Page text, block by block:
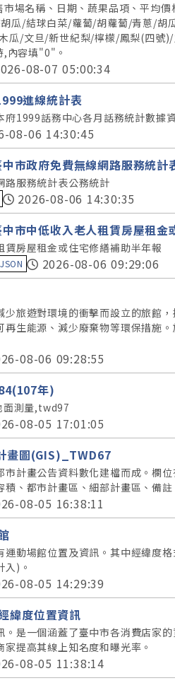
場名稱、日期、蔬果品項、平均
瓜/結球白菜/蘿蔔/胡蘿蔔/青蔥/
瓜/文旦/新世紀梨/檸檬/鳳梨(四號
,內容填"0"。
08-07 05:00:34
進線統計表
府1999話務中心各月話務統計數據
08-06 14:30:45
市政府免費無線網路服務統計
路服務統計表公務統計
2026-08-06 14:30:35
市中低收入老人租賃房屋租金
賃房屋租金或住宅修繕補助半年報
JSON
2026-08-06 09:29:06
少旅遊對環境的衝擊而設立的旅館
再生能源、減少廢棄物等環保措施
08-06 09:28:55
年)
面測量,twd97
08-05 17:01:05
畫圖(GIS)_TWD67
市計畫公告資料數化建檔而成。欄
積、都市計畫區、細部計畫區、備
08-05 16:38:11
運動場館位置及資訊。其中經緯度
入)。
08-05 14:29:39
緯度位置資訊
。是一個涵蓋了臺中市各消費店家
提高其線上知名度和曝光率。
08-05 11:38:14